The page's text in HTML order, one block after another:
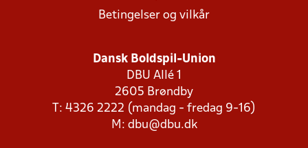
Betingelser og vilkår
Dansk Boldspil-Union
DBU Allé 1
2605 Brøndby
T: 4326 2222 (mandag - fredag 9-16)
M: dbu@dbu.dk